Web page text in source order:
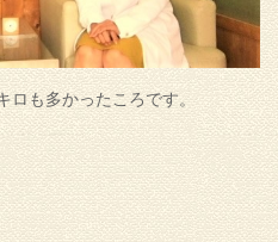
ロも多かったころです。